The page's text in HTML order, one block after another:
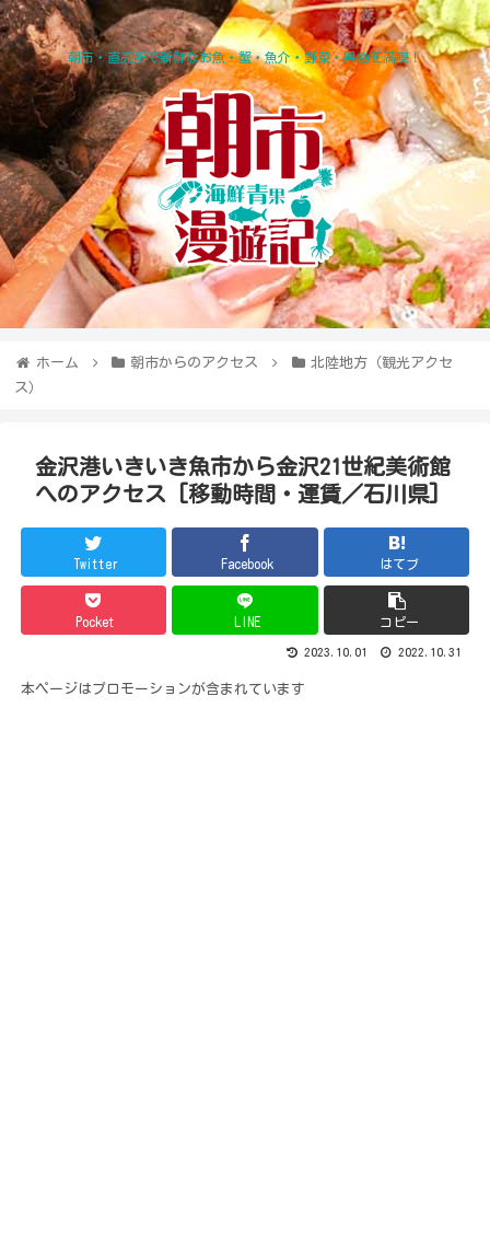
朝市・直売所で新鮮なお魚・蟹・魚介・野菜・果物を満喫！
ホーム 朝市からのアクセス
北陸地方（観光アクセ
ス）
金沢港いきいき魚市から金沢21世紀美術館
へのアクセス [移動時間・運賃／石川県]
Twitter Facebook はてブ
Pocket LINE コピー
2023.10.01 2022.10.31
本ページはプロモーションが含まれています